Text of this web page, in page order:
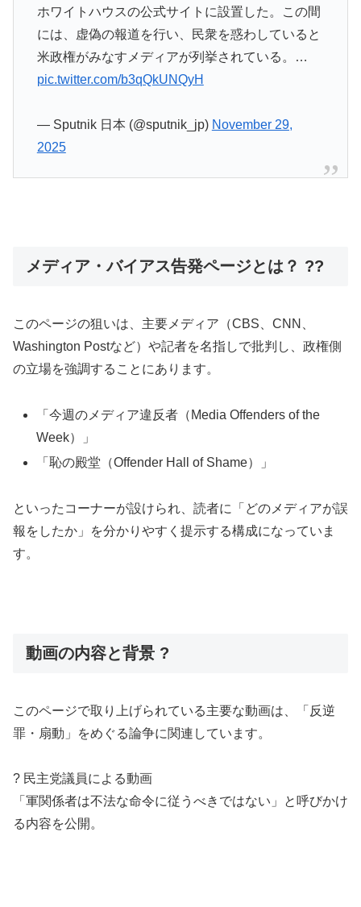
ホワイトハウスの公式サイトに設置した。この間
には、虚偽の報道を行い、民衆を惑わしていると
米政権がみなすメディアが列挙されている。…
pic.twitter.com/b3qQkUNQyH
— Sputnik 日本 (@sputnik_jp) November 29,
2025
メディア・バイアス告発ページとは？ ??
このページの狙いは、主要メディア（CBS、CNN、
Washington Postなど）や記者を名指しで批判し、政権側
の立場を強調することにあります。
「今週のメディア違反者（Media Offenders of the
Week）」
「恥の殿堂（Offender Hall of Shame）」
といったコーナーが設けられ、読者に「どのメディアが誤
報をしたか」を分かりやすく提示する構成になっていま
す。
動画の内容と背景 ?
このページで取り上げられている主要な動画は、「反逆
罪・扇動」をめぐる論争に関連しています。
? 民主党議員による動画
「軍関係者は不法な命令に従うべきではない」と呼びかけ
る内容を公開。